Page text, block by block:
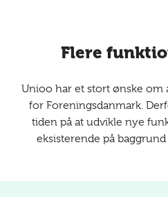
Flere
Unioo har et stort ønske om
for Foreningsdanmark.
tiden på at udvikle nye
eksisterende på